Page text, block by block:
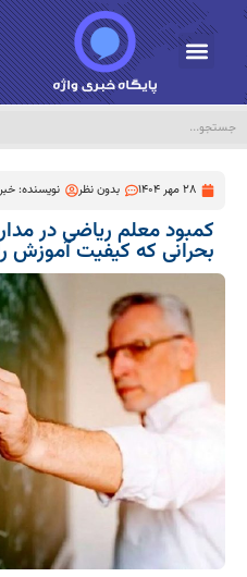
28 مهر 1404 بدون نظر نویسنده:
کمبود معلم ریاضی در
بحرانی که کیفیت آموزش